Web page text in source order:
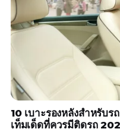
10 เบาะรองหลังสำหรับ
เท็มเด็ดที่ควรมีติดรถ